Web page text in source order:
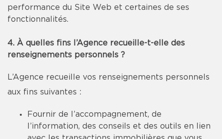
performance du Site Web et certaines de ses
fonctionnalités.
4. À quelles fins l’Agence recueille-t-elle des
renseignements personnels ?
L’Agence recueille vos renseignements personnels
aux fins suivantes :
Fournir de l’accompagnement, de
l’information, des conseils et des outils en lien